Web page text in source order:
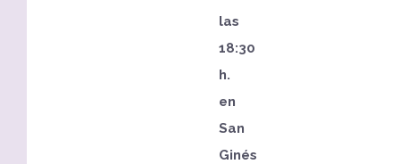
las
18:30
h.
en
San
Ginés